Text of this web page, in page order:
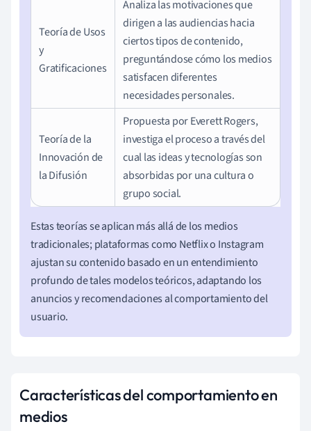
Teoría de Usos
y
Gratificaciones
Analiza las motivaciones que
dirigen a las audiencias hacia
ciertos tipos de contenido,
preguntándose cómo los medios
satisfacen diferentes
necesidades personales.
Teoría de la
Innovación de
la Difusión
Propuesta por Everett Rogers,
investiga el proceso a través del
cual las ideas y tecnologías son
absorbidas por una cultura o
grupo social.
Estas teorías se aplican más allá de los medios
tradicionales; plataformas como Netflix o Instagram
ajustan su contenido basado en un entendimiento
profundo de tales modelos teóricos, adaptando los
anuncios y recomendaciones al comportamiento del
usuario.
Características del comportamiento en
medios